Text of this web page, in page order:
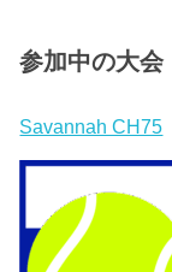
参加中の大会
Savannah CH75